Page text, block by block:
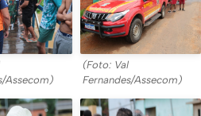
Assecom)
(Foto: Val
Fernandes/Assecom)